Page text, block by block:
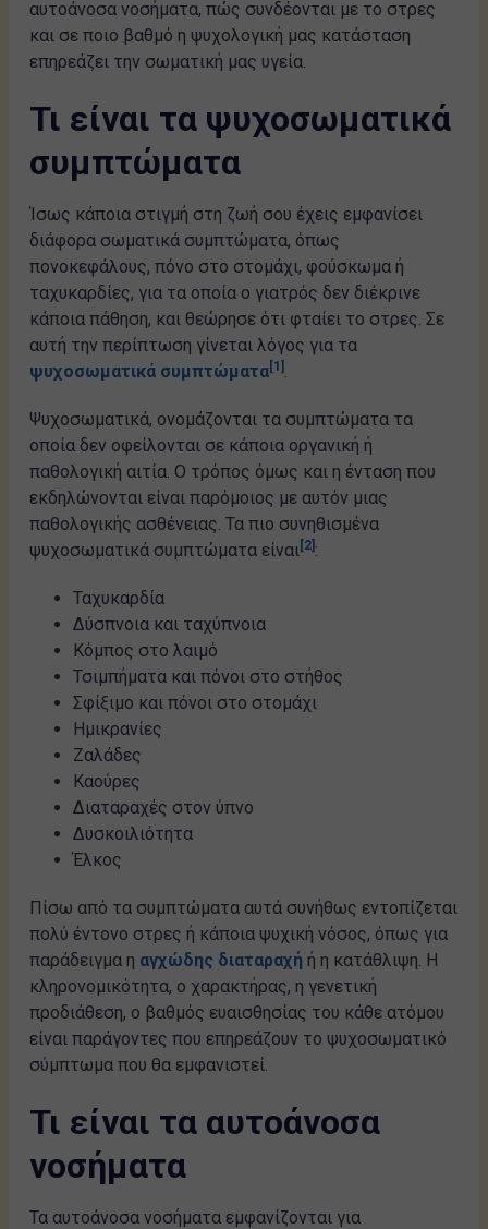
αυτοάνοσα νοσήματα, πώς συνδέονται με το στρες
και σε ποιο βαθμό η ψυχολογική μας κατάσταση
επηρεάζει την σωματική μας υγεία.
Τι είναι τα ψυχοσωματικά
συμπτώματα
Ίσως κάποια στιγμή στη ζωή σου έχεις εμφανίσει
διάφορα σωματικά συμπτώματα, όπως
πονοκεφάλους, πόνο στο στομάχι, φούσκωμα ή
ταχυκαρδίες, για τα οποία ο γιατρός δεν διέκρινε
κάποια πάθηση, και θεώρησε ότι φταίει το στρες. Σε
αυτή την περίπτωση γίνεται λόγος για τα
ψυχοσωματικά συμπτώματα [1]
Ψυχοσωματικά, ονομάζονται τα συμπτώματα τα
οποία δεν οφείλονται σε κάποια οργανική ή
παθολογική αιτία. Ο τρόπος όμως και η ένταση που
εκδηλώνονται είναι παρόμοιος με αυτόν μιας
παθολογικής ασθένειας. Τα πιο συνηθισμένα
ψυχοσωματικά συμπτώματα είναι [2] :
Ταχυκαρδία
Δύσπνοια και ταχύπνοια
Κόμπος στο λαιμό
Τσιμπήματα και πόνοι στο στήθος
Σφίξιμο και πόνοι στο στομάχι
Ημικρανίες
Ζαλάδες
Καούρες
Διαταραχές στον ύπνο
Δυσκοιλιότητα
Έλκος
Πίσω από τα συμπτώματα αυτά συνήθως εντοπίζεται
πολύ έντονο στρες ή κάποια ψυχική νόσος, όπως για
παράδειγμα η αγχώδης διαταραχή ή η κατάθλιψη. Η
κληρονομικότητα, ο χαρακτήρας, η γενετική
προδιάθεση, ο βαθμός ευαισθησίας του κάθε ατόμου
είναι παράγοντες που επηρεάζουν το ψυχοσωματικό
σύμπτωμα που θα εμφανιστεί.
Τι είναι τα αυτοάνοσα
νοσήματα
Τα αυτοάνοσα νοσήματα εμφανίζονται για